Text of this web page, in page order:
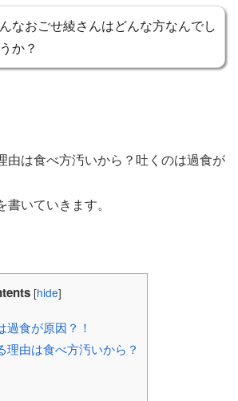
なおごせ綾さんはどんな方なんでし
か？
由は食べ方汚いから？吐くのは過食が
いていきます。
[hide]
過食が原因？！
理由は食べ方汚いから？